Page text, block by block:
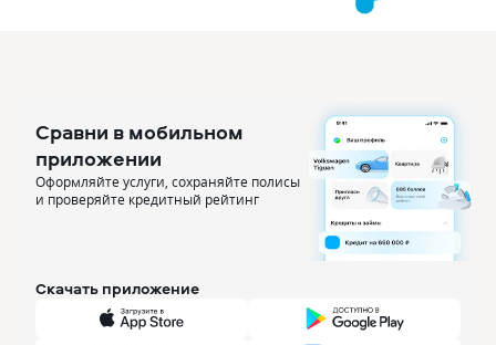
Сравни в мобильном
приложении
Оформляйте услуги, сохраняйте полисы
и проверяйте кредитный рейтинг
Скачать приложение